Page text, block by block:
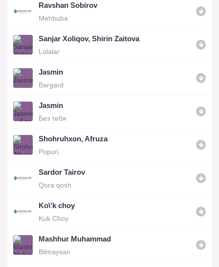
Ravshan Sobirov
Mehbuba
Sanjar Xoliqov, Shirin Zaitova
Lolalar
Jasmin
Bargard
Jasmin
Без тебя
Shohruhxon, Afruza
Popuri
Sardor Tairov
Qora qosh
Ko\'k choy
Kuk Choy
Mashhur Muhammad
Bilmaysan